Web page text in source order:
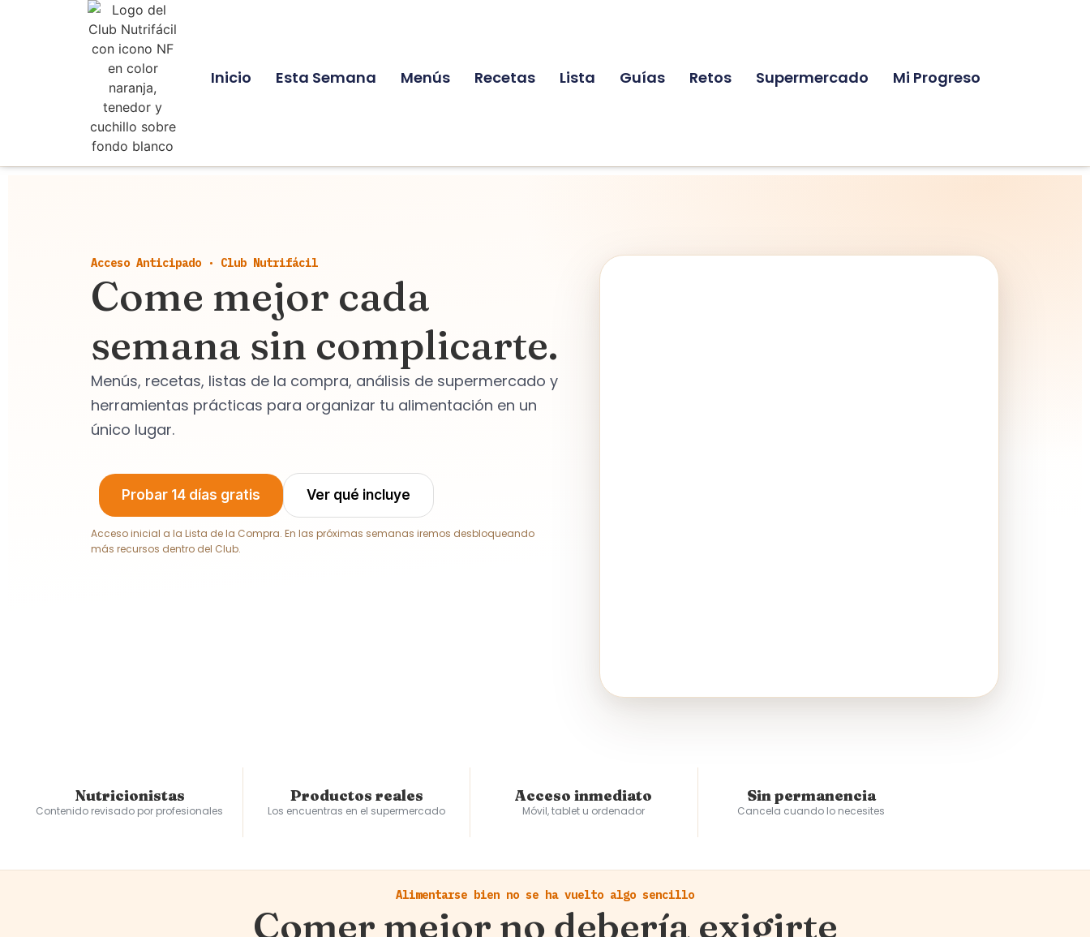
Inicio Esta Semana Menús Recetas Lista Guías Retos Supermercado Mi Progreso
Acceso Anticipado · Club Nutrifácil
Come mejor cada
semana sin complicarte.
Menús, recetas, listas de la compra, análisis de supermercado y
herramientas prácticas para organizar tu alimentación en un
único lugar.
Probar 14 días gratis Ver qué incluye
Acceso inicial a la Lista de la Compra. En las próximas semanas iremos desbloqueando
más recursos dentro del Club.
Nutricionistas
Contenido revisado por profesionales
Productos reales
Los encuentras en el supermercado
Acceso inmediato
Móvil, tablet u ordenador
Sin permanencia
Cancela cuando lo necesites
Alimentarse bien no se ha vuelto algo sencillo
Comer mejor no debería exigirte